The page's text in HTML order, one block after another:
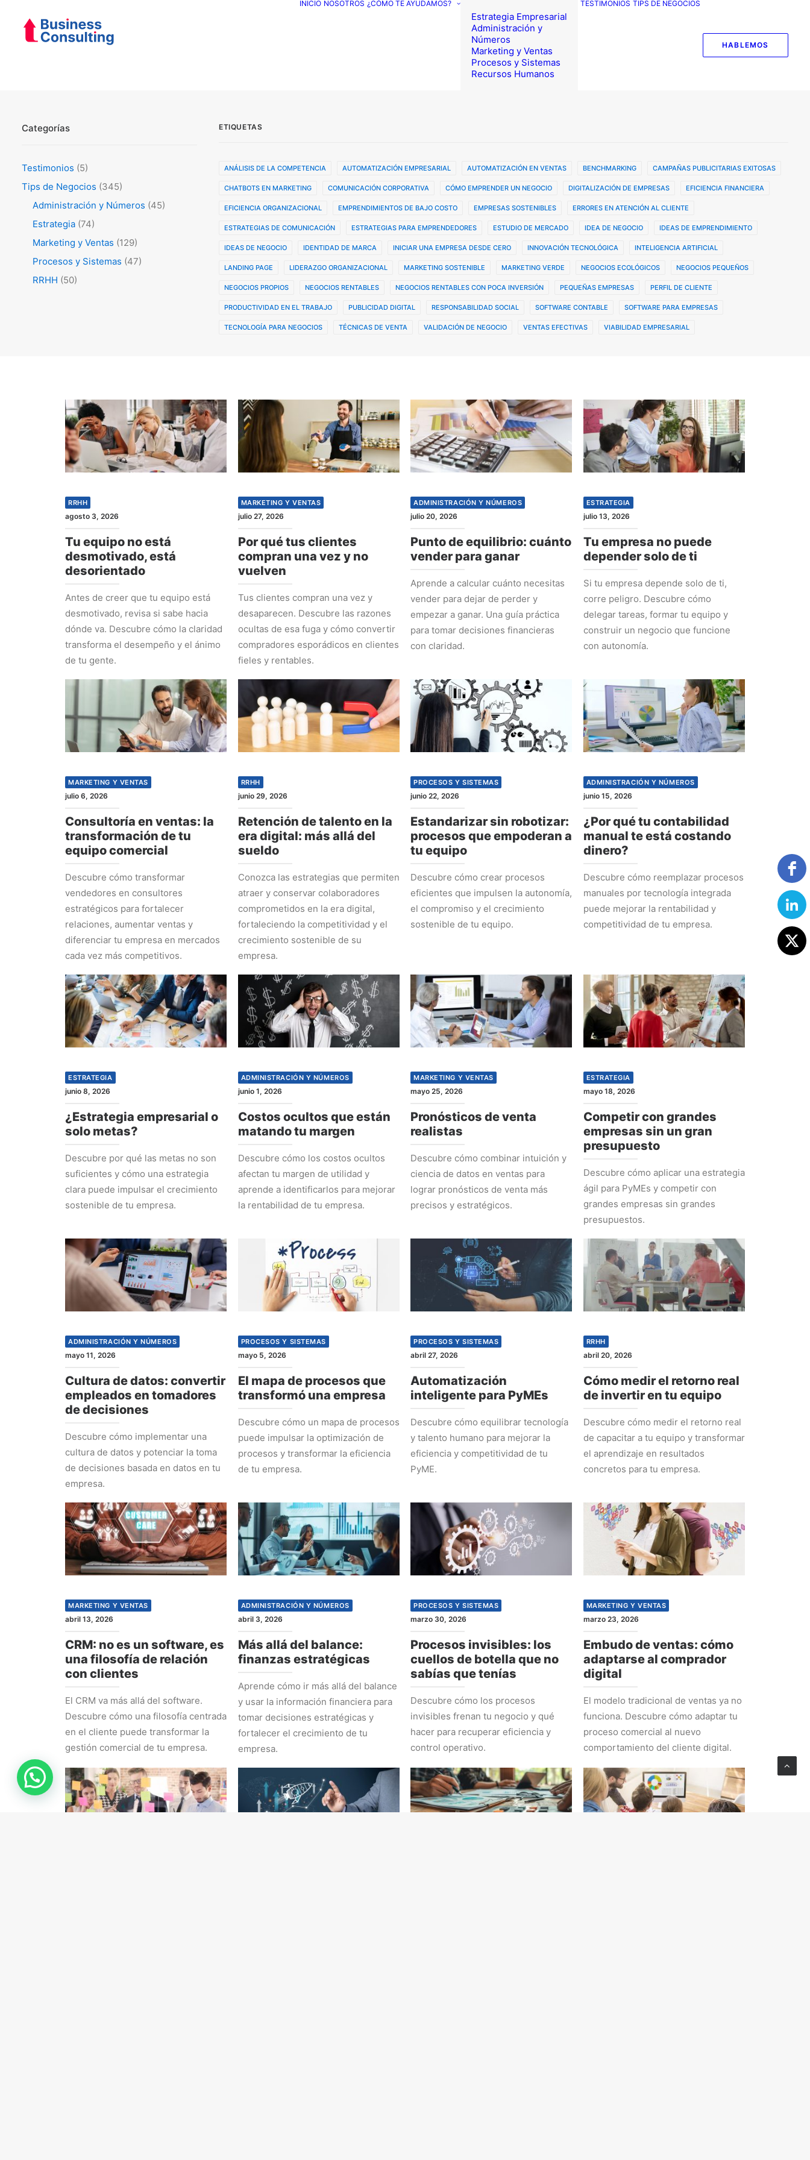
INICIO NOSOTROS ¿CÓMO TE AYUDAMOS?
Estrategia Empresarial
Administración y
Números
Marketing y Ventas
Procesos y Sistemas
Recursos Humanos
TESTIMONIOS TIPS DE NEGOCIOS
HABLEMOS
Categorías
Testimonios (5)
Tips de Negocios (345)
Administración y Números (45)
Estrategia (74)
Marketing y Ventas (129)
Procesos y Sistemas (47)
RRHH (50)
ETIQUETAS
ANÁLISIS DE LA COMPETENCIA AUTOMATIZACIÓN EMPRESARIAL AUTOMATIZACIÓN EN VENTAS BENCHMARKING CAMPAÑAS PUBLICITARIAS EXITOSAS
CHATBOTS EN MARKETING COMUNICACIÓN CORPORATIVA CÓMO EMPRENDER UN NEGOCIO DIGITALIZACIÓN DE EMPRESAS EFICIENCIA FINANCIERA
EFICIENCIA ORGANIZACIONAL EMPRENDIMIENTOS DE BAJO COSTO EMPRESAS SOSTENIBLES ERRORES EN ATENCIÓN AL CLIENTE
ESTRATEGIAS DE COMUNICACIÓN ESTRATEGIAS PARA EMPRENDEDORES ESTUDIO DE MERCADO IDEA DE NEGOCIO IDEAS DE EMPRENDIMIENTO
IDEAS DE NEGOCIO IDENTIDAD DE MARCA INICIAR UNA EMPRESA DESDE CERO INNOVACIÓN TECNOLÓGICA INTELIGENCIA ARTIFICIAL
LANDING PAGE LIDERAZGO ORGANIZACIONAL MARKETING SOSTENIBLE MARKETING VERDE NEGOCIOS ECOLÓGICOS NEGOCIOS PEQUEÑOS
NEGOCIOS PROPIOS NEGOCIOS RENTABLES NEGOCIOS RENTABLES CON POCA INVERSIÓN PEQUEÑAS EMPRESAS PERFIL DE CLIENTE
PRODUCTIVIDAD EN EL TRABAJO PUBLICIDAD DIGITAL RESPONSABILIDAD SOCIAL SOFTWARE CONTABLE SOFTWARE PARA EMPRESAS
TECNOLOGÍA PARA NEGOCIOS TÉCNICAS DE VENTA VALIDACIÓN DE NEGOCIO VENTAS EFECTIVAS VIABILIDAD EMPRESARIAL
RRHH
agosto 3, 2026
Tu equipo no está
desmotivado, está
desorientado
Antes de creer que tu equipo está
desmotivado, revisa si sabe hacia
dónde va. Descubre cómo la claridad
transforma el desempeño y el ánimo
de tu gente.
MARKETING Y VENTAS
julio 27, 2026
Por qué tus clientes
compran una vez y no
vuelven
Tus clientes compran una vez y
desaparecen. Descubre las razones
ocultas de esa fuga y cómo convertir
compradores esporádicos en clientes
fieles y rentables.
ADMINISTRACIÓN Y NÚMEROS
julio 20, 2026
Punto de equilibrio: cuánto
vender para ganar
Aprende a calcular cuánto necesitas
vender para dejar de perder y
empezar a ganar. Una guía práctica
para tomar decisiones financieras
con claridad.
ESTRATEGIA
julio 13, 2026
Tu empresa no puede
depender solo de ti
Si tu empresa depende solo de ti,
corre peligro. Descubre cómo
delegar tareas, formar tu equipo y
construir un negocio que funcione
con autonomía.
MARKETING Y VENTAS
julio 6, 2026
Consultoría en ventas: la
transformación de tu
equipo comercial
Descubre cómo transformar
vendedores en consultores
estratégicos para fortalecer
relaciones, aumentar ventas y
diferenciar tu empresa en mercados
cada vez más competitivos.
RRHH
junio 29, 2026
Retención de talento en la
era digital: más allá del
sueldo
Conozca las estrategias que permiten
atraer y conservar colaboradores
comprometidos en la era digital,
fortaleciendo la competitividad y el
crecimiento sostenible de su
empresa.
PROCESOS Y SISTEMAS
junio 22, 2026
Estandarizar sin robotizar:
procesos que empoderan a
tu equipo
Descubre cómo crear procesos
eficientes que impulsen la autonomía,
el compromiso y el crecimiento
sostenible de tu equipo.
ADMINISTRACIÓN Y NÚMEROS
junio 15, 2026
¿Por qué tu contabilidad
manual te está costando
dinero?
Descubre cómo reemplazar procesos
manuales por tecnología integrada
puede mejorar la rentabilidad y
competitividad de tu empresa.
ESTRATEGIA
junio 8, 2026
¿Estrategia empresarial o
solo metas?
Descubre por qué las metas no son
suficientes y cómo una estrategia
clara puede impulsar el crecimiento
sostenible de tu empresa.
ADMINISTRACIÓN Y NÚMEROS
junio 1, 2026
Costos ocultos que están
matando tu margen
Descubre cómo los costos ocultos
afectan tu margen de utilidad y
aprende a identificarlos para mejorar
la rentabilidad de tu empresa.
MARKETING Y VENTAS
mayo 25, 2026
Pronósticos de venta
realistas
Descubre cómo combinar intuición y
ciencia de datos en ventas para
lograr pronósticos de venta más
precisos y estratégicos.
ESTRATEGIA
mayo 18, 2026
Competir con grandes
empresas sin un gran
presupuesto
Descubre cómo aplicar una estrategia
ágil para PyMEs y competir con
grandes empresas sin grandes
presupuestos.
ADMINISTRACIÓN Y NÚMEROS
mayo 11, 2026
Cultura de datos: convertir
empleados en tomadores
de decisiones
Descubre cómo implementar una
cultura de datos y potenciar la toma
de decisiones basada en datos en tu
empresa.
PROCESOS Y SISTEMAS
mayo 5, 2026
El mapa de procesos que
transformó una empresa
Descubre cómo un mapa de procesos
puede impulsar la optimización de
procesos y transformar la eficiencia
de tu empresa.
PROCESOS Y SISTEMAS
abril 27, 2026
Automatización
inteligente para PyMEs
Descubre cómo equilibrar tecnología
y talento humano para mejorar la
eficiencia y competitividad de tu
PyME.
RRHH
abril 20, 2026
Cómo medir el retorno real
de invertir en tu equipo
Descubre cómo medir el retorno real
de capacitar a tu equipo y transformar
el aprendizaje en resultados
concretos para tu empresa.
MARKETING Y VENTAS
abril 13, 2026
CRM: no es un software, es
una filosofía de relación
con clientes
El CRM va más allá del software.
Descubre cómo una filosofía centrada
en el cliente puede transformar la
gestión comercial de tu empresa.
ADMINISTRACIÓN Y NÚMEROS
abril 3, 2026
Más allá del balance:
finanzas estratégicas
Aprende cómo ir más allá del balance
y usar la información financiera para
tomar decisiones estratégicas y
fortalecer el crecimiento de tu
empresa.
PROCESOS Y SISTEMAS
marzo 30, 2026
Procesos invisibles: los
cuellos de botella que no
sabías que tenías
Descubre cómo los procesos
invisibles frenan tu negocio y qué
hacer para recuperar eficiencia y
control operativo.
MARKETING Y VENTAS
marzo 23, 2026
Embudo de ventas: cómo
adaptarse al comprador
digital
El modelo tradicional de ventas ya no
funciona. Descubre cómo adaptar tu
proceso comercial al nuevo
comportamiento del cliente digital.